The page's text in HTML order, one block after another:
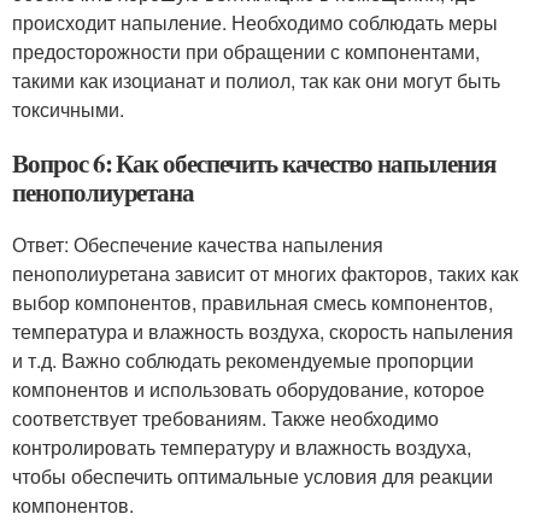
происходит напыление. Необходимо соблюдать меры
предосторожности при обращении с компонентами,
такими как изоцианат и полиол, так как они могут быть
токсичными.
Вопрос 6: Как обеспечить качество напыления
пенополиуретана
Ответ: Обеспечение качества напыления
пенополиуретана зависит от многих факторов, таких как
выбор компонентов, правильная смесь компонентов,
температура и влажность воздуха, скорость напыления
и т.д. Важно соблюдать рекомендуемые пропорции
компонентов и использовать оборудование, которое
соответствует требованиям. Также необходимо
контролировать температуру и влажность воздуха,
чтобы обеспечить оптимальные условия для реакции
компонентов.